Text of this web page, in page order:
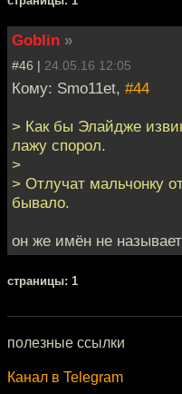
Goblin »
#46 | 24.05.16 12:05
Кому: Smo11et, #44
> Как бы Элайдже
лажу спорол.
>
> Отлучат мальчонку
бывало.
он же имён не
cтраницы: 1
полезные ссылки
Канал в Telegram